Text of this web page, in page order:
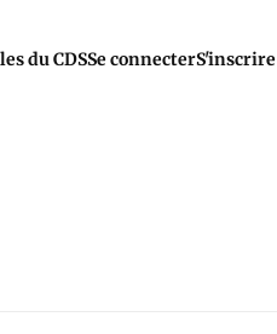
du CDSSe connecterS'inscrire